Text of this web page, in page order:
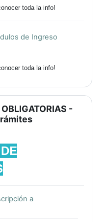
toda la info!
de Ingreso
toda la info!
-
a